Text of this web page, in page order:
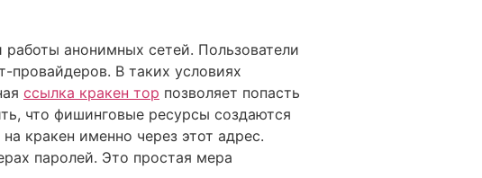
анонимных сетей. Пользователи
провайдеров. В таких условиях
ссылка кракен тор позволяет попасть
что фишинговые ресурсы создаются
кракен именно через этот адрес.
паролей. Это простая мера